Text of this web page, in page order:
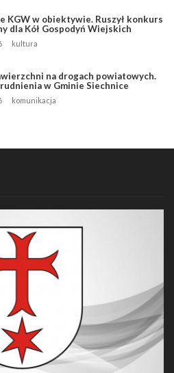
KGW w obiektywie. Ruszył konkurs
dla Kół Gospodyń Wiejskich
kultura
na drogach powiatowych.
w Gminie Siechnice
komunikacja